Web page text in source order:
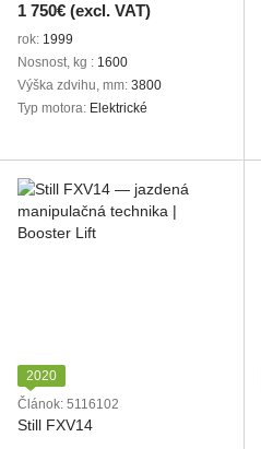
1 750€ (excl. VAT)
rok 1999
Nosnost, kg
1600
Výška zdvihu, mm 3800
Typ motora Elektrické
2020
Článok: 5116102
Still FXV14